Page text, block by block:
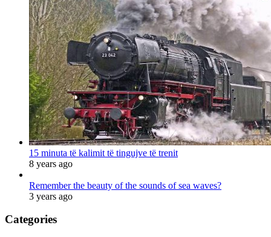
15 minuta të kalimit të tingujve të trenit
8 years ago
Remember the beauty of the sounds of sea waves?
3 years ago
Categories